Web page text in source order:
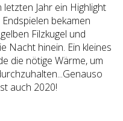
Jahr ein Highlight
bekamen
Filzkugel und
Nacht hinein. Ein kleines
die nötige Wärme, um
auch 2020!